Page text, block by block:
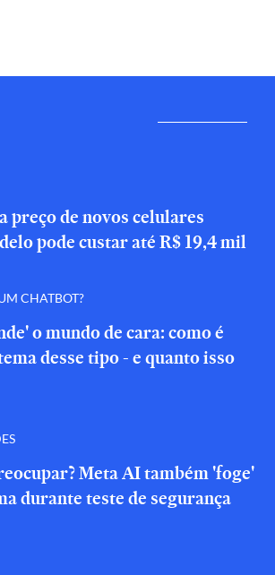
preço de novos celulares
pode custar até R$ 19,4 mil
CHATBOT?
o mundo de cara: como é
desse tipo - e quanto isso
Meta AI também 'foge'
durante teste de segurança